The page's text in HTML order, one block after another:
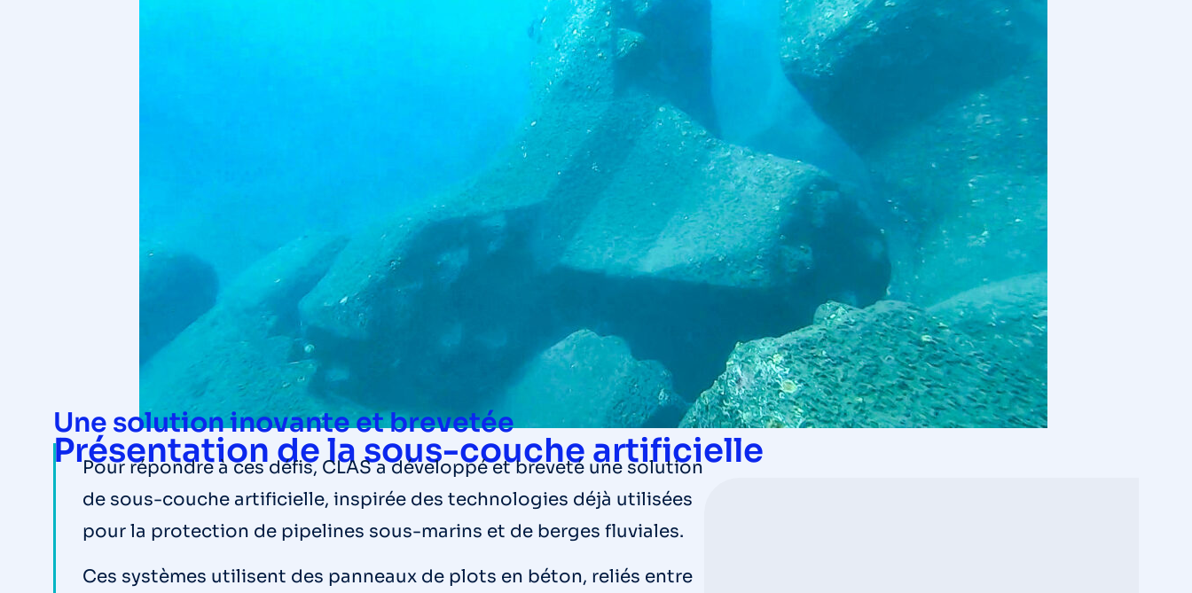
Présentation de la sous-couche artificielle
Une solution inovante et brevetée
Pour répondre à ces défis, CLAS a développé et breveté une solution
de sous-couche artificielle, inspirée des technologies déjà utilisées
pour la protection de pipelines sous-marins et de berges fluviales.
Ces systèmes utilisent des panneaux de plots en béton, reliés entre